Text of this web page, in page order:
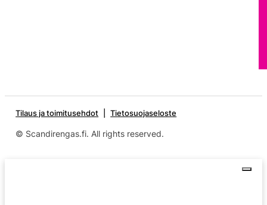
Tilaus ja toimitusehdot Tietosuojaseloste
© Scandirengas.fi. All rights reserved.